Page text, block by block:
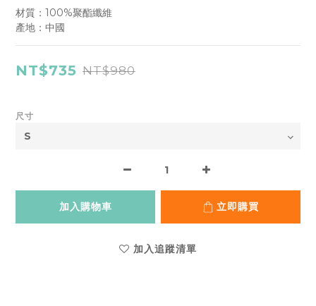
材質：100%聚酯纖維
產地：中國
NT$735 NT$980
尺寸
加入購物車 立即購買
加入追蹤清單